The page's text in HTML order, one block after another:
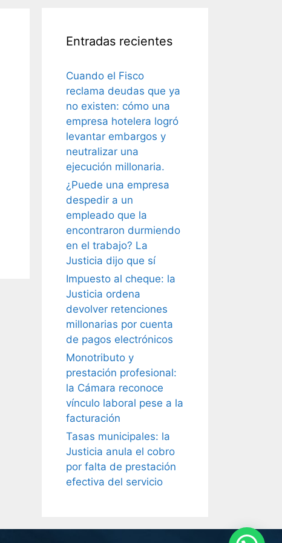
Entradas recientes
Cuando el Fisco
reclama deudas que ya
no existen: cómo una
empresa hotelera logró
levantar embargos y
neutralizar una
ejecución millonaria.
¿Puede una empresa
despedir a un
empleado que la
encontraron durmiendo
en el trabajo? La
Justicia dijo que sí
Impuesto al cheque: la
Justicia ordena
devolver retenciones
millonarias por cuenta
de pagos electrónicos
Monotributo y
prestación profesional:
la Cámara reconoce
vínculo laboral pese a la
facturación
Tasas municipales: la
Justicia anula el cobro
por falta de prestación
efectiva del servicio